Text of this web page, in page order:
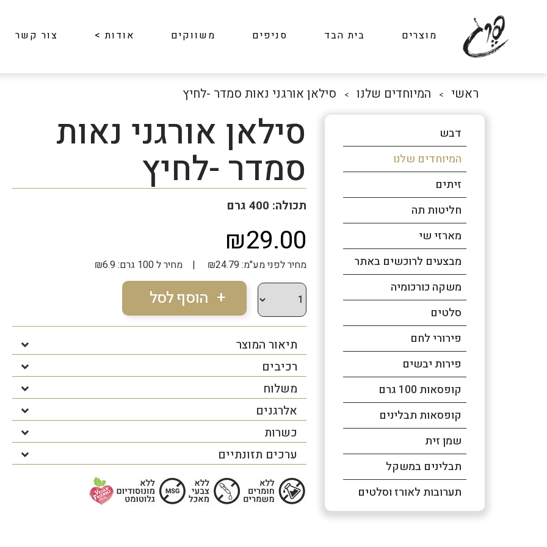
מוצרים בית הבד סניפים משווקים אודות> צור קשר
ראשי > המיוחדים שלנו > סילאן אורגני נאות סמדר -לחיץ
סילאן אורגני נאות
סמדר -לחיץ
תכולה: 400 גרם
₪29.00
מחיר לפני מע"מ: ₪24.79 | מחיר ל 100 גרם: ₪6.9
תיאור המוצר
רכיבים
משלוח
אלרגנים
כשרות
ערכים תזונתיים
דבש
המיוחדים שלנו
זיתים
חליטות תה
מארזי שי
מבצעים לרוכשים באתר
משקה כורכומיה
סלטים
פירורי לחם
פירות יבשים
קופסאות 100 גרם
קופסאות תבלינים
שמן זית
תבלינים במשקל
תערובות לאורז וסלטים